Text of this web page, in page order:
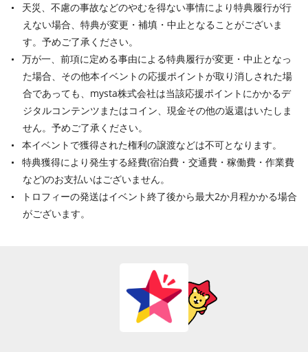
天災、不慮の事故などのやむを得ない事情により特典履行が行
えない場合、特典が変更・補填・中止となることがございま
す。予めご了承ください。
万が一、前項に定める事由による特典履行が変更・中止となっ
た場合、その他本イベントの応援ポイントが取り消しされた場
合であっても、mysta株式会社は当該応援ポイントにかかるデ
ジタルコンテンツまたはコイン、現金その他の返還はいたしま
せん。予めご了承ください。
本イベントで獲得された権利の譲渡などは不可となります。
特典獲得により発生する経費(宿泊費・交通費・稼働費・作業費
など)のお支払いはございません。
トロフィーの発送はイベント終了後から最大2か月程かかる場合
がございます。